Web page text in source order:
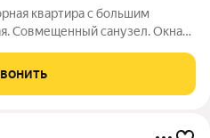
квартира с большим
Совмещенный caнузел. Oкнa
в 2-3 минутах от дома,